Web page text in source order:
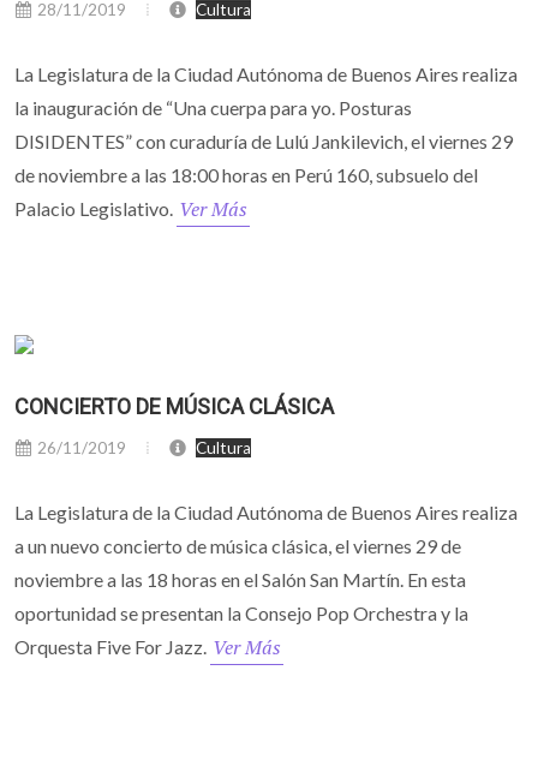
28/11/2019 Cultura
La Legislatura de la Ciudad Autónoma de Buenos Aires realiza
la inauguración de “Una cuerpa para yo. Posturas
DISIDENTES” con curaduría de Lulú Jankilevich, el viernes 29
de noviembre a las 18:00 horas en Perú 160, subsuelo del
Palacio Legislativo. Ver Más
CONCIERTO DE MÚSICA CLÁSICA
26/11/2019 Cultura
La Legislatura de la Ciudad Autónoma de Buenos Aires realiza
a un nuevo concierto de música clásica, el viernes 29 de
noviembre a las 18 horas en el Salón San Martín. En esta
oportunidad se presentan la Consejo Pop Orchestra y la
Orquesta Five For Jazz. Ver Más